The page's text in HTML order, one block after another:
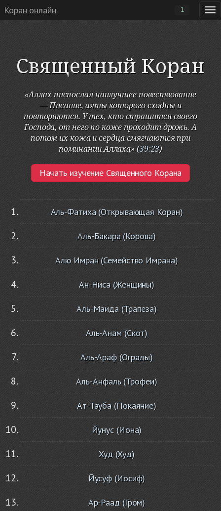
Коран онлайн 1
Священный Коран
«Аллах ниспослал наилучшее повествование
— Писание, аяты которого сходны и
повторяются. У тех, кто страшится своего
Господа, от него по коже проходит дрожь. А
потом их кожа и сердца смягчаются при
поминании Аллаха» (39:23)
Начать изучение Священного Корана
Аль-Фатиха (Открывающая Коран)
Аль-Бакара (Корова)
Алю Имран (Семейство Имрана)
Ан-Ниса (Женщины)
Аль-Маида (Трапеза)
Аль-Анам (Скот)
Аль-Араф (Ограды)
Аль-Анфаль (Трофеи)
Ат-Тауба (Покаяние)
Йунус (Иона)
Худ (Худ)
Йусуф (Иосиф)
Ар-Раад (Гром)